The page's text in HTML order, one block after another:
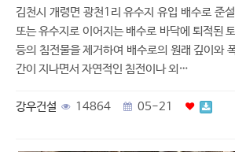
김천시 개령면 광천1리 유수지 유입 배수로 준
또는 유수지로 이어지는 배수로 바닥에 퇴적된
등의 침전물을 제거하여 배수로의 원래 깊이와
간이 지나면서 자연적인 침전이나 외…
강우건설 14864 05-21